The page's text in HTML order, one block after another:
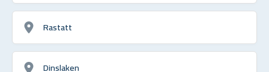
Rastatt
Dinslaken